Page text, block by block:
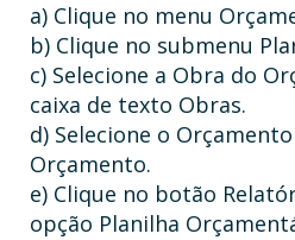
a) Clique no menu
b) Clique no submenu
c) Selecione a Obra do
caixa de texto Obras.
d) Selecione o
Orçamento.
e) Clique no botão
opção Planilha